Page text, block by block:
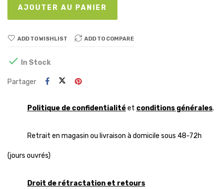
AJOUTER AU PANIER
ADD TO WISHLIST ADD TO COMPARE
 In Stock
Partager
Politique de confidentialitéet conditions générales.
Retrait en magasin ou livraison à domicile sous 48-72h
(jours ouvrés)
Droit de rétractation et retours